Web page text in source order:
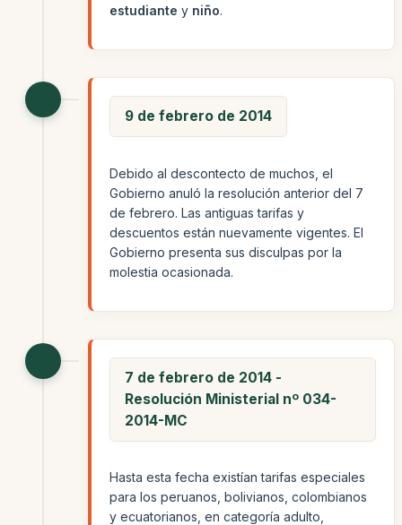
estudiante y niño.
9 de febrero de 2014
Debido al descontecto de muchos, el
Gobierno anuló la resolución anterior del 7
de febrero. Las antiguas tarifas y
descuentos están nuevamente vigentes. El
Gobierno presenta sus disculpas por la
molestia ocasionada.
7 de febrero de 2014 -
Resolución Ministerial nº 034-
2014-MC
Hasta esta fecha existían tarifas especiales
para los peruanos, bolivianos, colombianos
y ecuatorianos, en categoría adulto,